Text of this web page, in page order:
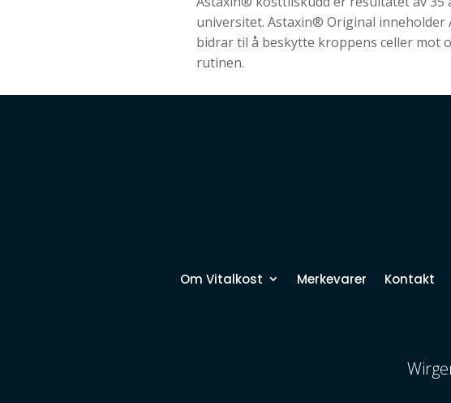
universitet. Astaxin® Original inneholder
bidrar til å beskytte kroppens celler mot
rutinen.
Om Vitalkost Merkevarer Kontakt